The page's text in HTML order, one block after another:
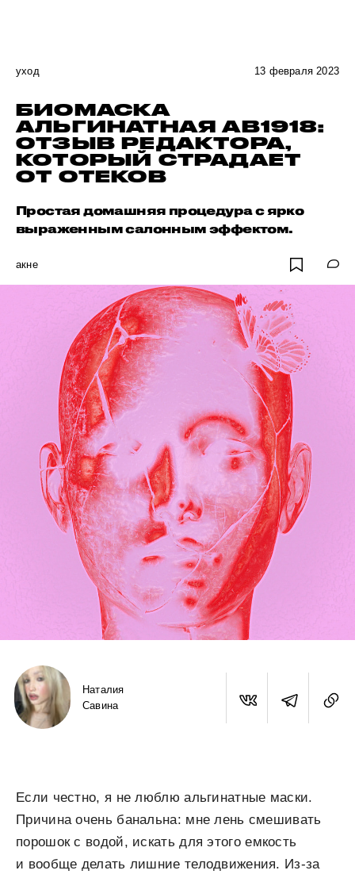
уход 13 февраля 2023
БИОМАСКА
АЛЬГИНАТНАЯ АВ1918:
ОТЗЫВ РЕДАКТОРА,
КОТОРЫЙ СТРАДАЕТ
ОТ ОТЕКОВ
Простая домашняя процедура с ярко
выраженным салонным эффектом.
акне
Наталия
Савина
Если честно, я не люблю альгинатные маски.
Причина очень банальна: мне лень смешивать
порошок с водой, искать для этого емкость
и вообще делать лишние телодвижения. Из-за